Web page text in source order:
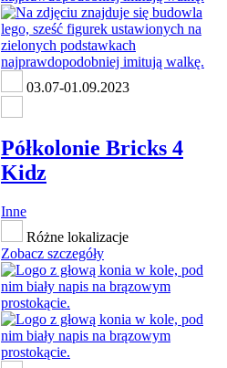
03.07-01.09.2023
Półkolonie Bricks 4
Kidz
Inne
Różne lokalizacje
Zobacz szczegóły